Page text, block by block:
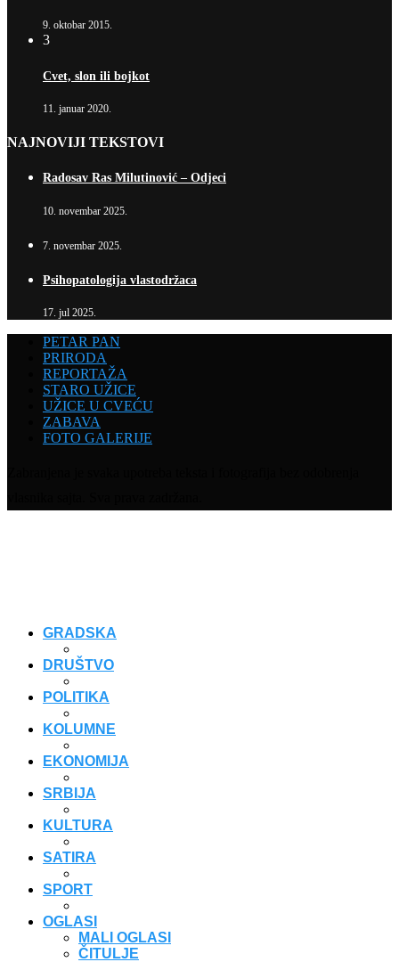
9. oktobar 2015.
3
Cvet, slon ili bojkot
11. januar 2020.
NAJNOVIJI TEKSTOVI
Radosav Ras Milutinović – Odjeci
10. novembar 2025.
7. novembar 2025.
Psihopatologija vlastodržaca
17. jul 2025.
PETAR PAN
PRIRODA
REPORTAŽA
STARO UŽICE
UŽICE U CVEĆU
ZABAVA
FOTO GALERIJE
GRADSKA
DRUŠTVO
POLITIKA
KOLUMNE
EKONOMIJA
SRBIJA
KULTURA
SATIRA
SPORT
OGLASI
MALI OGLASI
ČITULJE